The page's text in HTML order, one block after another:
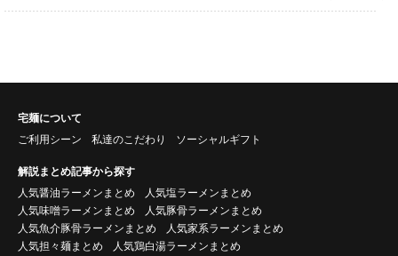
宅麺について
ご利用シーン
私達のこだわり ソーシャルギフト
解説まとめ記事から探す
人気醤油ラーメンまとめ
人気塩ラーメンまとめ
人気味噌ラーメンまとめ
人気豚骨ラーメンまとめ
人気魚介豚骨ラーメンまとめ
人気家系ラーメンまとめ
人気担々麺まとめ
人気鶏白湯ラーメンまとめ